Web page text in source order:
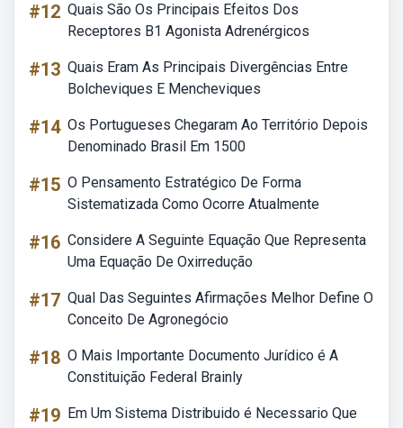
#12 Quais São Os Principais Efeitos Dos
Receptores B1 Agonista Adrenérgicos
#13 Quais Eram As Principais Divergências Entre
Bolcheviques E Mencheviques
#14 Os Portugueses Chegaram Ao Território Depois
Denominado Brasil Em 1500
#15 O Pensamento Estratégico De Forma
Sistematizada Como Ocorre Atualmente
#16 Considere A Seguinte Equação Que Representa
Uma Equação De Oxirredução
#17 Qual Das Seguintes Afirmações Melhor Define O
Conceito De Agronegócio
#18 O Mais Importante Documento Jurídico é A
Constituição Federal Brainly
#19 Em Um Sistema Distribuido é Necessario Que